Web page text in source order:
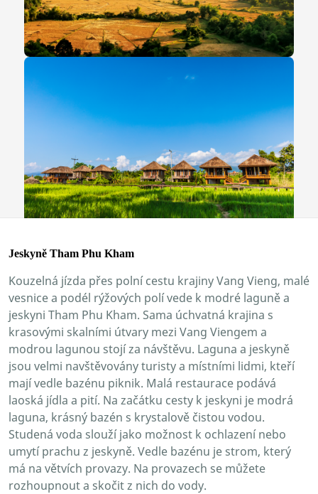
Jeskyně Tham Phu Kham
Kouzelná jízda přes polní cestu krajiny Vang Vieng, malé
vesnice a podél rýžových polí vede k modré laguně a
jeskyni Tham Phu Kham. Sama úchvatná krajina s
krasovými skalními útvary mezi Vang Viengem a
modrou lagunou stojí za návštěvu. Laguna a jeskyně
jsou velmi navštěvovány turisty a místními lidmi, kteří
mají vedle bazénu piknik. Malá restaurace podává
laoská jídla a pití. Na začátku cesty k jeskyni je modrá
laguna, krásný bazén s krystalově čistou vodou.
Studená voda slouží jako možnost k ochlazení nebo
umytí prachu z jeskyně. Vedle bazénu je strom, který
má na větvích provazy. Na provazech se můžete
rozhoupnout a skočit z nich do vody.